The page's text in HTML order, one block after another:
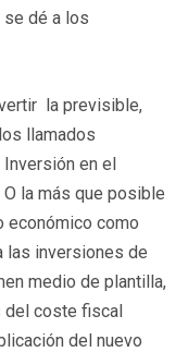
dé a los
la previsible,
llamados
en el
la más que posible
económico como
las inversiones de
medio de plantilla,
del coste fiscal
del nuevo